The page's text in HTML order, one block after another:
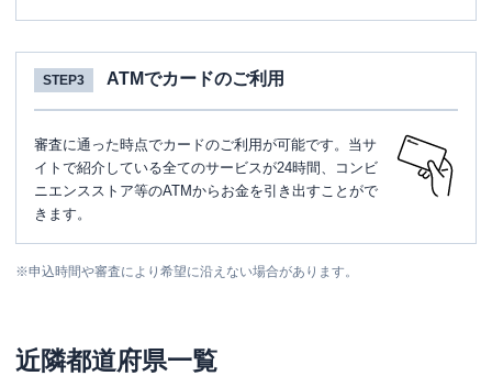
STEP3 ATMでカードのご利用
審査に通った時点でカードのご利用が可能です。当サ
イトで紹介している全てのサービスが24時間、コンビ
ニエンスストア等のATMからお金を引き出すことがで
きます。
※申込時間や審査により希望に沿えない場合があります。
近隣都道府県一覧